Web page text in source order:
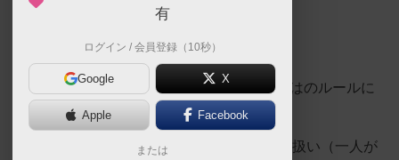
二人でもサクっと遊べる北欧版
トンネルやフェリー航路等、北欧verならではのルールに
より通常版とセオリーが若干異なります。
また、2人対戦では並列している線路は単線扱い（一人が
有
ログイン / 会員登録（10秒）
Google X
Apple Facebook
または